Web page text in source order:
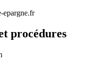
epargne.fr
procédures